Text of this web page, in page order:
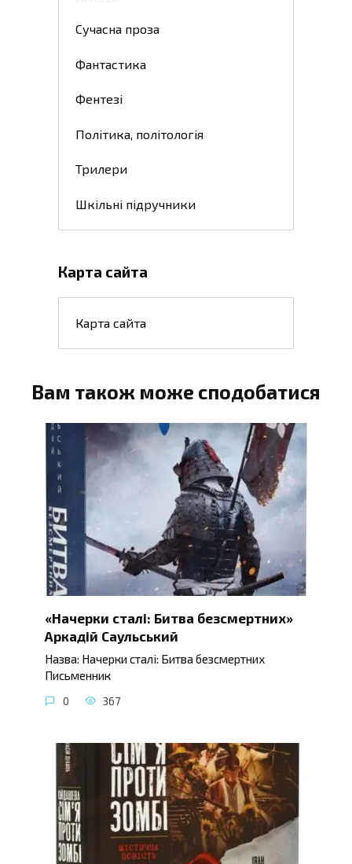
Сучасна проза
Фантастика
Фентезі
Політика, політологія
Трилери
Шкільні підручники
Карта сайта
Карта сайта
Вам також може сподобатися
«Начерки сталі: Битва безсмертних»
Аркадій Саульський
Назва: Начерки сталі: Битва безсмертних
Письменник
0 367